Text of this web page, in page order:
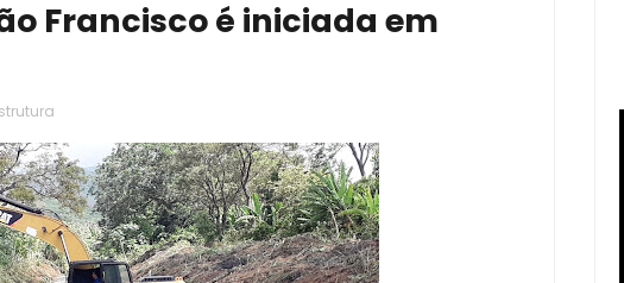
Francisco é iniciada em